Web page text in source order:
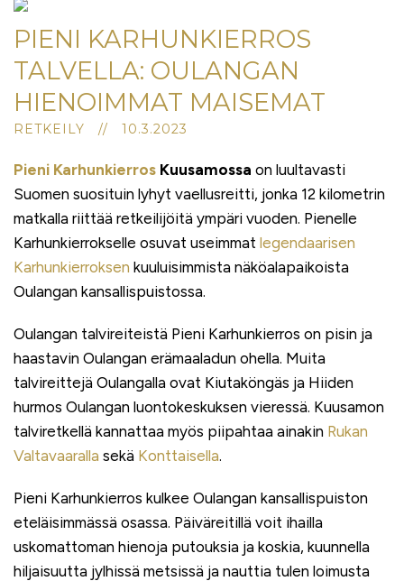
PIENI KARHUNKIERROS
TALVELLA: OULANGAN
HIENOIMMAT MAISEMAT
RETKEILY // 10.3.2023
Pieni Karhunkierros Kuusamossa on luultavasti
Suomen suosituin lyhyt vaellusreitti, jonka 12 kilometrin
matkalla riittää retkeilijöitä ympäri vuoden. Pienelle
Karhunkierrokselle osuvat useimmat legendaarisen
Karhunkierroksen kuuluisimmista näköalapaikoista
Oulangan kansallispuistossa.
Oulangan talvireiteistä Pieni Karhunkierros on pisin ja
haastavin Oulangan erämaaladun ohella. Muita
talvireittejä Oulangalla ovat Kiutaköngäs ja Hiiden
hurmos Oulangan luontokeskuksen vieressä. Kuusamon
talviretkellä kannattaa myös piipahtaa ainakin Rukan
Valtavaaralla sekä Konttaisella.
Pieni Karhunkierros kulkee Oulangan kansallispuiston
eteläisimmässä osassa. Päiväreitillä voit ihailla
uskomattoman hienoja putouksia ja koskia, kuunnella
hiljaisuutta jylhissä metsissä ja nauttia tulen loimusta